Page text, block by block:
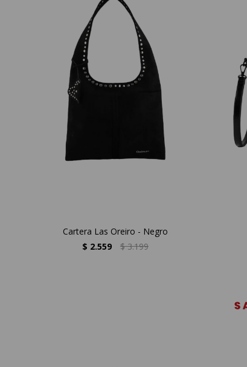
Cartera Las Oreiro - Negro
$ 2.559 $ 3.199